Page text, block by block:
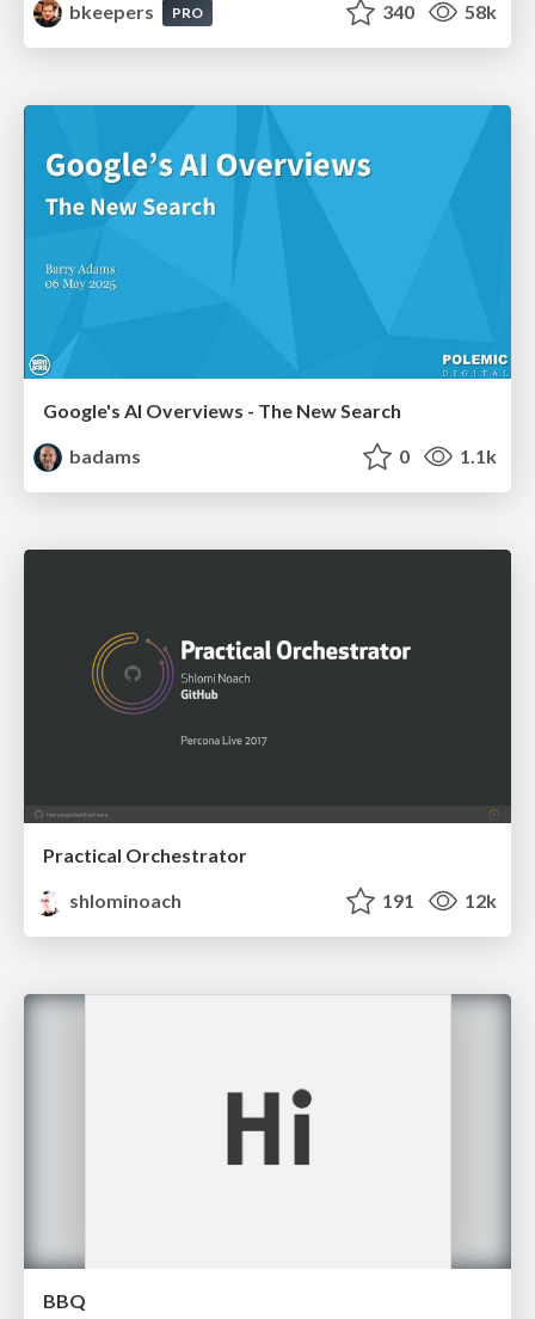
bkeepers PRO 340 58k
Google's AI Overviews - The New Search
badams
0 1.1k
Practical Orchestrator
shlominoach
191 12k
BBQ